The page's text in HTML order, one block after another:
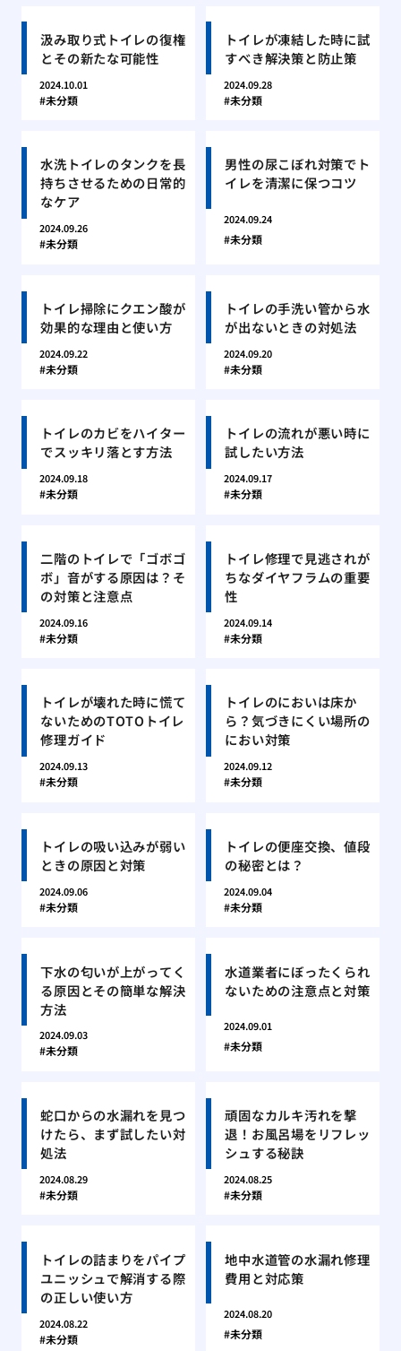
汲み取り式トイレの復権
とその新たな可能性
2024.10.01
未分類
トイレが凍結した時に試
すべき解決策と防止策
2024.09.28
未分類
水洗トイレのタンクを長
持ちさせるための日常的
なケア
2024.09.26
未分類
男性の尿こぼれ対策でト
イレを清潔に保つコツ
2024.09.24
未分類
トイレ掃除にクエン酸が
効果的な理由と使い方
2024.09.22
未分類
トイレの手洗い管から水
が出ないときの対処法
2024.09.20
未分類
トイレのカビをハイター
でスッキリ落とす方法
2024.09.18
未分類
トイレの流れが悪い時に
試したい方法
2024.09.17
未分類
二階のトイレで「ゴボゴ
ボ」音がする原因は？そ
の対策と注意点
2024.09.16
未分類
トイレ修理で見逃されが
ちなダイヤフラムの重要
性
2024.09.14
未分類
トイレが壊れた時に慌て
ないためのTOTOトイレ
修理ガイド
2024.09.13
未分類
トイレのにおいは床か
ら？気づきにくい場所の
におい対策
2024.09.12
未分類
トイレの吸い込みが弱い
ときの原因と対策
2024.09.06
未分類
トイレの便座交換、値段
の秘密とは？
2024.09.04
未分類
下水の匂いが上がってく
る原因とその簡単な解決
方法
2024.09.03
未分類
水道業者にぼったくられ
ないための注意点と対策
2024.09.01
未分類
蛇口からの水漏れを見つ
けたら、まず試したい対
処法
2024.08.29
未分類
頑固なカルキ汚れを撃
退！お風呂場をリフレッ
シュする秘訣
2024.08.25
未分類
トイレの詰まりをパイプ
ユニッシュで解消する際
の正しい使い方
2024.08.22
未分類
地中水道管の水漏れ修理
費用と対応策
2024.08.20
未分類